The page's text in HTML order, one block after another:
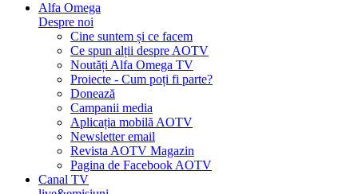
Alfa Omega
Despre noi
Cine suntem și ce facem
Ce spun alții despre AOTV
Noutăți Alfa Omega TV
Proiecte - Cum poți fi parte?
Donează
Campanii media
Aplicația mobilă AOTV
Newsletter email
Revista AOTV Magazin
Pagina de Facebook AOTV
Canal TV